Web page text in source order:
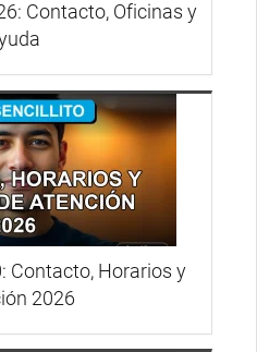
Contacto, Oficinas y
Contacto, Horarios y
2026